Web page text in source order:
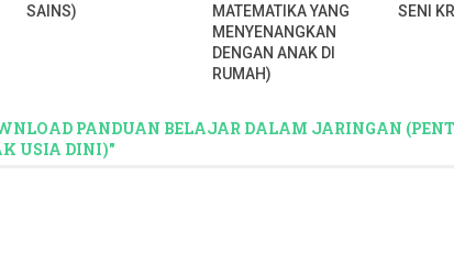
SAINS)
MATEMATIKA YANG
MENYENANGKAN
DENGAN ANAK DI
RUMAH)
SENI
PANDUAN BELAJAR DALAM JARINGAN
USIA DINI)"